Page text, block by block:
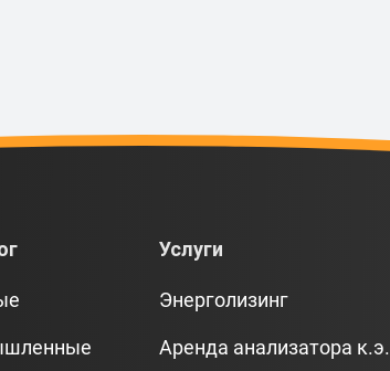
Услуги
Энерголизинг
Аренда анализатора к.э.